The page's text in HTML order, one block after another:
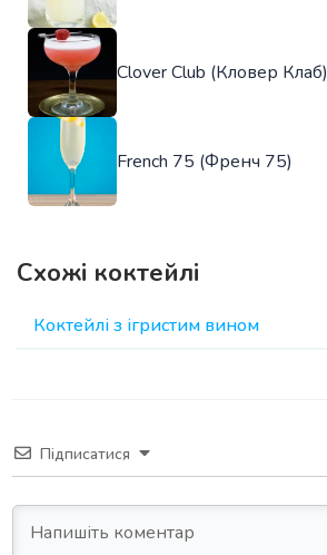
Clover Club (Кловер Клаб)
French 75 (Френч 75)
Схожі коктейлі
Коктейлі з ігристим вином
Підписатися